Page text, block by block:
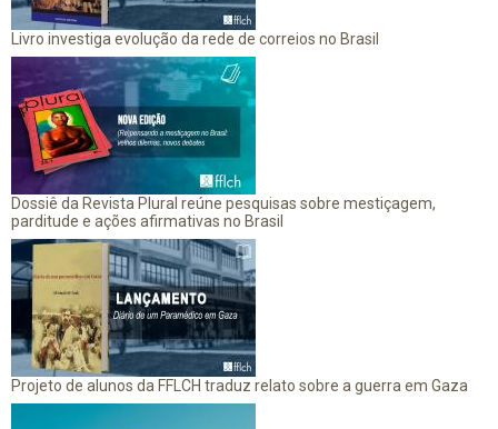
Livro investiga evolução da rede de correios no Brasil
Dossiê da Revista Plural reúne pesquisas sobre mestiçagem,
parditude e ações afirmativas no Brasil
Projeto de alunos da FFLCH traduz relato sobre a guerra em Gaza